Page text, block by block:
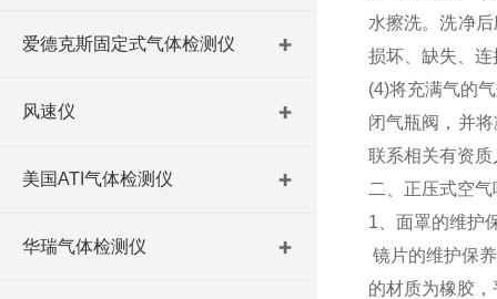
爱德克斯固定式气体检测仪
风速仪
美国ATI气体检测仪
华瑞气体检测仪
水擦洗。洗净
损坏、缺失、
(4)将充满气的
闭气瓶阀，并
联系相关有资
二、正压式空
1、面罩的维护
镜片的维护保
的材质为橡胶